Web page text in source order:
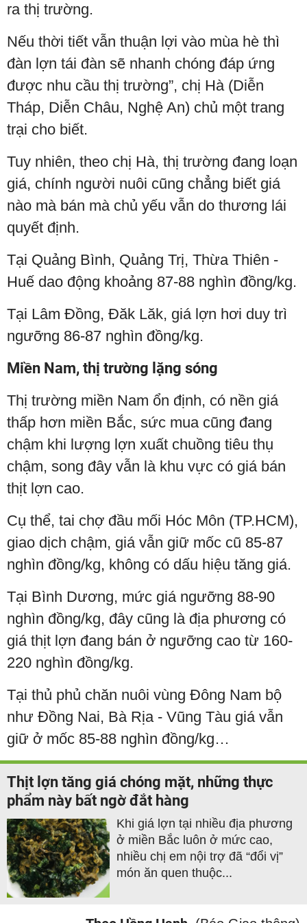
ra thị trường.
Nếu thời tiết vẫn thuận lợi vào mùa hè thì
đàn lợn tái đàn sẽ nhanh chóng đáp ứng
được nhu cầu thị trường”, chị Hà (Diễn
Tháp, Diễn Châu, Nghệ An) chủ một trang
trại cho biết.
Tuy nhiên, theo chị Hà, thị trường đang loạn
giá, chính người nuôi cũng chẳng biết giá
nào mà bán mà chủ yếu vẫn do thương lái
quyết định.
Tại Quảng Bình, Quảng Trị, Thừa Thiên -
Huế dao động khoảng 87-88 nghìn đồng/kg.
Tại Lâm Đồng, Đăk Lăk, giá lợn hơi duy trì
ngưỡng 86-87 nghìn đồng/kg.
Miền Nam, thị trường lặng sóng
Thị trường miền Nam ổn định, có nền giá
thấp hơn miền Bắc, sức mua cũng đang
chậm khi lượng lợn xuất chuồng tiêu thụ
chậm, song đây vẫn là khu vực có giá bán
thịt lợn cao.
Cụ thể, tai chợ đầu mối Hóc Môn (TP.HCM),
giao dịch chậm, giá vẫn giữ mốc cũ 85-87
nghìn đồng/kg, không có dấu hiệu tăng giá.
Tại Bình Dương, mức giá ngưỡng 88-90
nghìn đồng/kg, đây cũng là địa phương có
giá thịt lợn đang bán ở ngưỡng cao từ 160-
220 nghìn đồng/kg.
Tại thủ phủ chăn nuôi vùng Đông Nam bộ
như Đồng Nai, Bà Rịa - Vũng Tàu giá vẫn
giữ ở mốc 85-88 nghìn đồng/kg…
Thịt lợn tăng giá chóng mặt, những thực
phẩm này bất ngờ đắt hàng
Khi giá lợn tại nhiều địa phương
ở miền Bắc luôn ở mức cao,
nhiều chị em nội trợ đã “đổi vị”
món ăn quen thuộc...